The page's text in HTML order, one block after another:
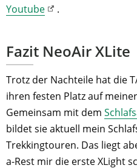
Youtube
.
Fazit NeoAir XLite
Trotz der Nachteile hat die
ihren festen Platz auf meiner
Gemeinsam mit dem
bildet sie aktuell mein
Trekkingtouren. Das liegt
a-Rest mir die erste XLight